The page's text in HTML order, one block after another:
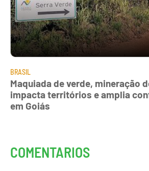
BRASIL
Maquiada de verde, mineração
impacta territórios e amplia
em Goiás
COMENTARIOS